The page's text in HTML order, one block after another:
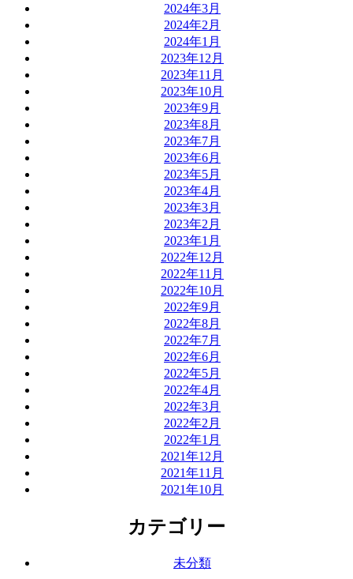
2024年3月
2024年2月
2024年1月
2023年12月
2023年11月
2023年10月
2023年9月
2023年8月
2023年7月
2023年6月
2023年5月
2023年4月
2023年3月
2023年2月
2023年1月
2022年12月
2022年11月
2022年10月
2022年9月
2022年8月
2022年7月
2022年6月
2022年5月
2022年4月
2022年3月
2022年2月
2022年1月
2021年12月
2021年11月
2021年10月
カテゴリー
未分類